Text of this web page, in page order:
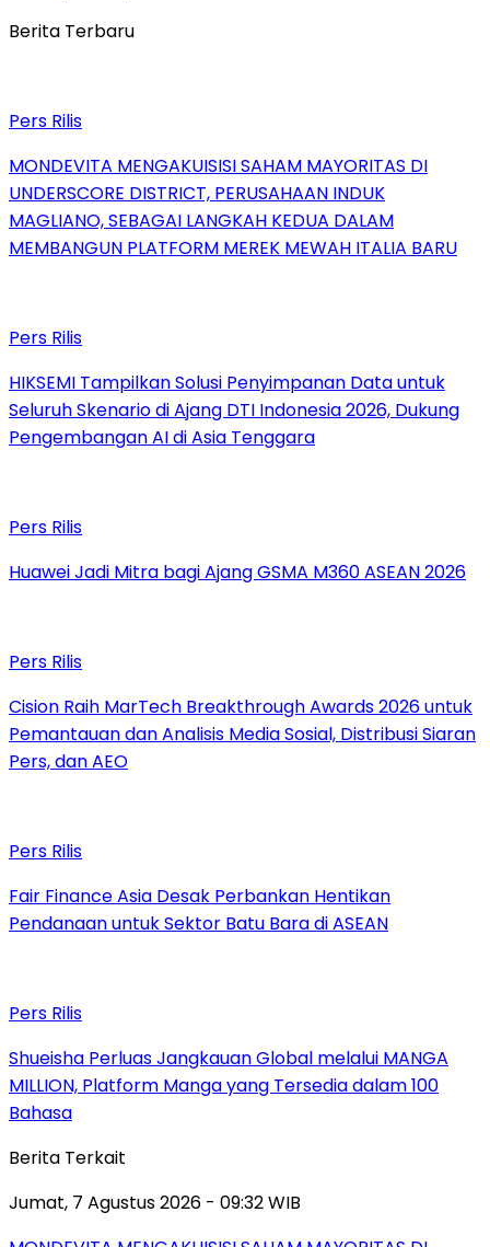
Berita Terbaru
Pers Rilis
MONDEVITA MENGAKUISISI SAHAM MAYORITAS DI
UNDERSCORE DISTRICT, PERUSAHAAN INDUK
MAGLIANO, SEBAGAI LANGKAH KEDUA DALAM
MEMBANGUN PLATFORM MEREK MEWAH ITALIA BARU
Pers Rilis
HIKSEMI Tampilkan Solusi Penyimpanan Data untuk
Seluruh Skenario di Ajang DTI Indonesia 2026, Dukung
Pengembangan AI di Asia Tenggara
Pers Rilis
Huawei Jadi Mitra bagi Ajang GSMA M360 ASEAN 2026
Pers Rilis
Cision Raih MarTech Breakthrough Awards 2026 untuk
Pemantauan dan Analisis Media Sosial, Distribusi Siaran
Pers, dan AEO
Pers Rilis
Fair Finance Asia Desak Perbankan Hentikan
Pendanaan untuk Sektor Batu Bara di ASEAN
Pers Rilis
Shueisha Perluas Jangkauan Global melalui MANGA
MILLION, Platform Manga yang Tersedia dalam 100
Bahasa
Berita Terkait
Jumat, 7 Agustus 2026 - 09:32 WIB